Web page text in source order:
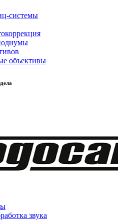
системы
объективы
звука